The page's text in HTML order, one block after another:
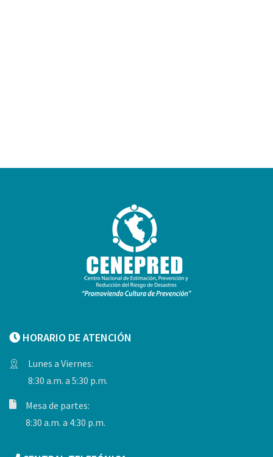
HORARIO DE ATENCIÓN
Lunes a Viernes:
8:30 a.m. a 5:30 p.m.
Mesa de partes:
8:30 a.m. a 4:30 p.m.